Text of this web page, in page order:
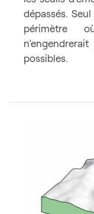
dépassés.
périmètre
possibles.